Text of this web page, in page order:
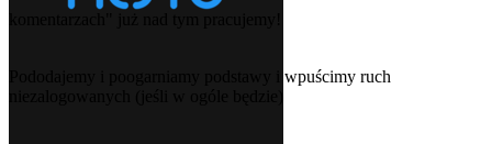
Pododajemy i poogarniamy podstawy i wpuścimy ruch